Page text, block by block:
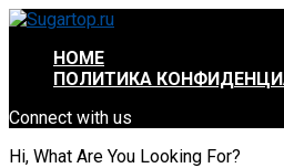
HOME
ПОЛИТИКА
Connect with us
Hi, What Are You Looking For?